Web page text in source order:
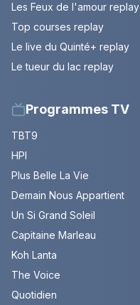
Les Feux de l'amour replay
Top courses replay
Le live du Quinté+ replay
Le tueur du lac replay
Programmes TV
TBT9
HPI
Plus Belle La Vie
Demain Nous Appartient
Un Si Grand Soleil
Capitaine Marleau
Koh Lanta
The Voice
Quotidien